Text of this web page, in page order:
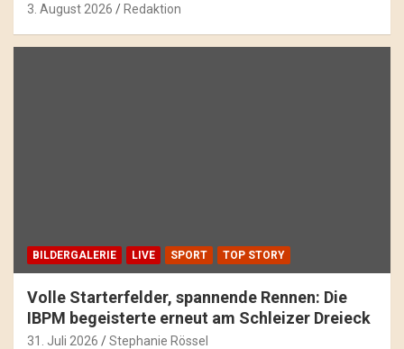
3. August 2026 Redaktion
BILDERGALERIE LIVE SPORT TOP STORY
Volle Starterfelder, spannende Rennen: Die
IBPM begeisterte erneut am Schleizer Dreieck
31. Juli 2026 Stephanie Rössel